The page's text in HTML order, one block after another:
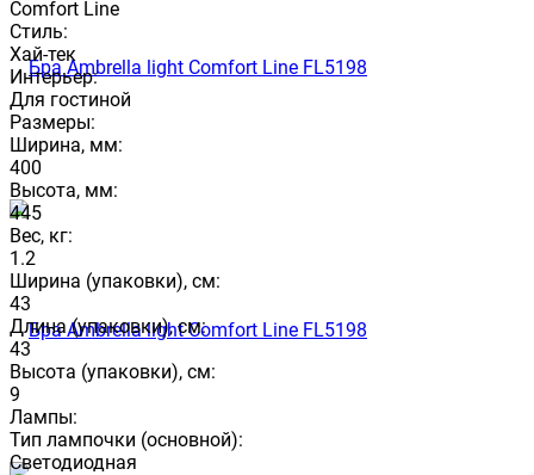
Comfort Line
Стиль:
Хай-тек
Интерьер:
Для гостиной
Размеры:
Ширина, мм:
400
Высота, мм:
445
Вес, кг:
1.2
Ширина (упаковки), см:
43
Длина (упаковки), см:
43
Высота (упаковки), см:
9
Лампы:
Тип лампочки (основной):
Светодиодная